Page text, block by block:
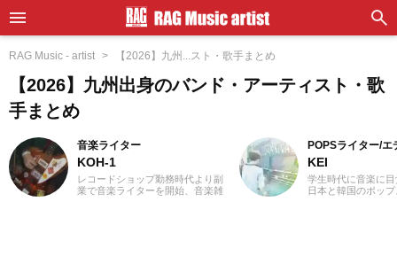
RAG Music - artist 【2026】九州...スト・歌手まとめ
【2026】九州出身のバンド・アーティスト・歌
手まとめ
音楽ライター
KOH-1
レコードショップ勤務時代より副
業で音楽ライターを開始、音楽雑
POPSライター/エ
KEI
学生時代に音楽に
日本と韓国のポッ